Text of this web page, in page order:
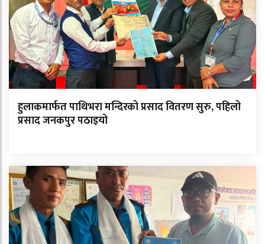
हुलाकमार्फत पाथिभरा मन्दिरको प्रसाद वितरण सुरु, पहिलो
प्रसाद जनकपुर पठाइयो